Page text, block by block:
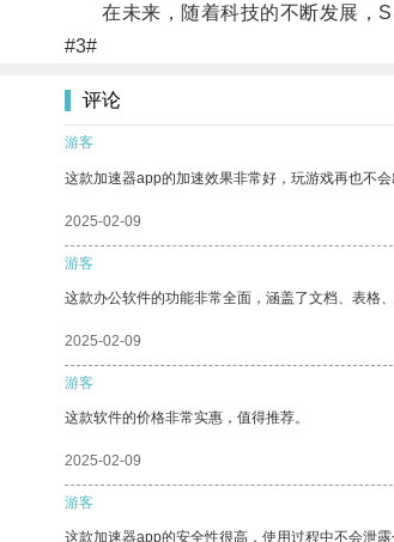
在未来，随着科技的不断发展，
#3#
评论
游客
这款加速器app的加速效果非常好，玩游戏再也不
2025-02-09
游客
这款办公软件的功能非常全面，涵盖了文档、表格
2025-02-09
游客
这款软件的价格非常实惠，值得推荐。
2025-02-09
游客
这款加速器app的安全性很高，使用过程中不会泄露